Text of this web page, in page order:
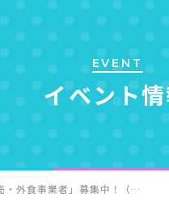
EVENT
イベント
・外食事業者」募集中！（…